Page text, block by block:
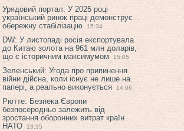
Урядовий портал: У 2025 році
український ринок праці демонструє
обережну стабілізацію
15:34
DW: У листопаді росія експортувала
до Китаю золота на 961 млн доларів,
що є історичним максимумом
15:05
Зеленський: Угода про припинення
війни дійсна, коли існує не лише на
папері, а реально виконується
14:06
Рютте: Безпека Європи
безпосередньо залежить від
зростання оборонних витрат країн
НАТО
13:35